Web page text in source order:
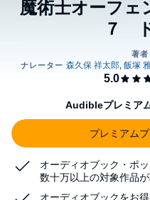
魔術士オーフ
７
Audibleプレミア
プレミアム
オーディオブック・ポ
数十万以上の対象作品が
オーディオブックをお